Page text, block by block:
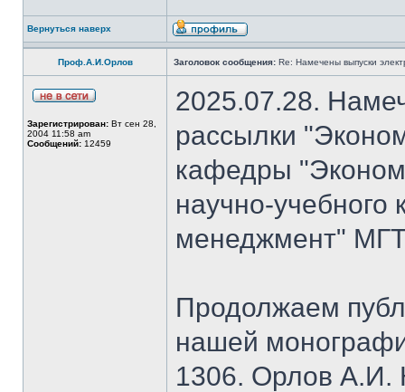
Вернуться наверх
Проф.А.И.Орлов Заголовок сообщения: Re: Намечены выпуски
Зарегистрирован: Вт сен 28,
2004 11:58 am
Сообщений: 12459
2025.07.28.
рассылки
кафедры
научно-
менеджмент"
Продолжаем
нашей
1306. Орлов А.И.